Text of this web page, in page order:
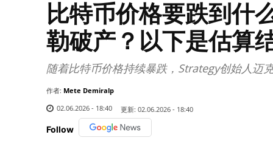
比特币价格要跌到什
勒破产？以下是估算
随着比特币价格持续暴跌，Strategy创始人迈
作者: Mete Demiralp
02.06.2026 - 18:40
更新: 02.06.2026 - 18:40
Follow